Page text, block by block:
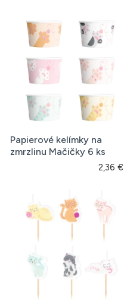
Papierové kelímky na
zmrzlinu Mačičky 6 ks
2,36 €